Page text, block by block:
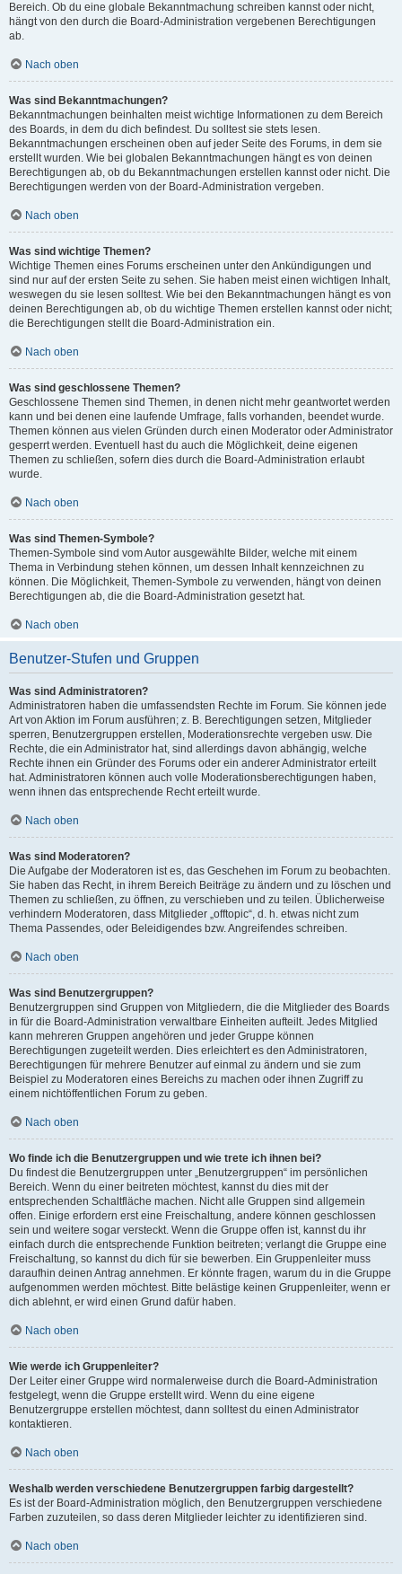
Bereich. Ob du eine globale Bekanntmachung schreiben kannst oder nicht,
hängt von den durch die Board-Administration vergebenen Berechtigungen
ab.
Nach oben
Was sind Bekanntmachungen?
Bekanntmachungen beinhalten meist wichtige Informationen zu dem Bereich
des Boards, in dem du dich befindest. Du solltest sie stets lesen.
Bekanntmachungen erscheinen oben auf jeder Seite des Forums, in dem sie
erstellt wurden. Wie bei globalen Bekanntmachungen hängt es von deinen
Berechtigungen ab, ob du Bekanntmachungen erstellen kannst oder nicht. Die
Berechtigungen werden von der Board-Administration vergeben.
Nach oben
Was sind wichtige Themen?
Wichtige Themen eines Forums erscheinen unter den Ankündigungen und
sind nur auf der ersten Seite zu sehen. Sie haben meist einen wichtigen Inhalt,
weswegen du sie lesen solltest. Wie bei den Bekanntmachungen hängt es von
deinen Berechtigungen ab, ob du wichtige Themen erstellen kannst oder nicht;
die Berechtigungen stellt die Board-Administration ein.
Nach oben
Was sind geschlossene Themen?
Geschlossene Themen sind Themen, in denen nicht mehr geantwortet werden
kann und bei denen eine laufende Umfrage, falls vorhanden, beendet wurde.
Themen können aus vielen Gründen durch einen Moderator oder Administrator
gesperrt werden. Eventuell hast du auch die Möglichkeit, deine eigenen
Themen zu schließen, sofern dies durch die Board-Administration erlaubt
wurde.
Nach oben
Was sind Themen-Symbole?
Themen-Symbole sind vom Autor ausgewählte Bilder, welche mit einem
Thema in Verbindung stehen können, um dessen Inhalt kennzeichnen zu
können. Die Möglichkeit, Themen-Symbole zu verwenden, hängt von deinen
Berechtigungen ab, die die Board-Administration gesetzt hat.
Nach oben
Benutzer-Stufen und Gruppen
Was sind Administratoren?
Administratoren haben die umfassendsten Rechte im Forum. Sie können jede
Art von Aktion im Forum ausführen; z. B. Berechtigungen setzen, Mitglieder
sperren, Benutzergruppen erstellen, Moderationsrechte vergeben usw. Die
Rechte, die ein Administrator hat, sind allerdings davon abhängig, welche
Rechte ihnen ein Gründer des Forums oder ein anderer Administrator erteilt
hat. Administratoren können auch volle Moderationsberechtigungen haben,
wenn ihnen das entsprechende Recht erteilt wurde.
Nach oben
Was sind Moderatoren?
Die Aufgabe der Moderatoren ist es, das Geschehen im Forum zu beobachten.
Sie haben das Recht, in ihrem Bereich Beiträge zu ändern und zu löschen und
Themen zu schließen, zu öffnen, zu verschieben und zu teilen. Üblicherweise
verhindern Moderatoren, dass Mitglieder „offtopic“, d. h. etwas nicht zum
Thema Passendes, oder Beleidigendes bzw. Angreifendes schreiben.
Nach oben
Was sind Benutzergruppen?
Benutzergruppen sind Gruppen von Mitgliedern, die die Mitglieder des Boards
in für die Board-Administration verwaltbare Einheiten aufteilt. Jedes Mitglied
kann mehreren Gruppen angehören und jeder Gruppe können
Berechtigungen zugeteilt werden. Dies erleichtert es den Administratoren,
Berechtigungen für mehrere Benutzer auf einmal zu ändern und sie zum
Beispiel zu Moderatoren eines Bereichs zu machen oder ihnen Zugriff zu
einem nichtöffentlichen Forum zu geben.
Nach oben
Wo finde ich die Benutzergruppen und wie trete ich ihnen bei?
Du findest die Benutzergruppen unter „Benutzergruppen“ im persönlichen
Bereich. Wenn du einer beitreten möchtest, kannst du dies mit der
entsprechenden Schaltfläche machen. Nicht alle Gruppen sind allgemein
offen. Einige erfordern erst eine Freischaltung, andere können geschlossen
sein und weitere sogar versteckt. Wenn die Gruppe offen ist, kannst du ihr
einfach durch die entsprechende Funktion beitreten; verlangt die Gruppe eine
Freischaltung, so kannst du dich für sie bewerben. Ein Gruppenleiter muss
daraufhin deinen Antrag annehmen. Er könnte fragen, warum du in die Gruppe
aufgenommen werden möchtest. Bitte belästige keinen Gruppenleiter, wenn er
dich ablehnt, er wird einen Grund dafür haben.
Nach oben
Wie werde ich Gruppenleiter?
Der Leiter einer Gruppe wird normalerweise durch die Board-Administration
festgelegt, wenn die Gruppe erstellt wird. Wenn du eine eigene
Benutzergruppe erstellen möchtest, dann solltest du einen Administrator
kontaktieren.
Nach oben
Weshalb werden verschiedene Benutzergruppen farbig dargestellt?
Es ist der Board-Administration möglich, den Benutzergruppen verschiedene
Farben zuzuteilen, so dass deren Mitglieder leichter zu identifizieren sind.
Nach oben